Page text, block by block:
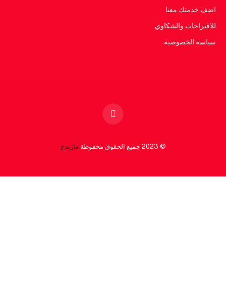
اضف خدمتك معنا
للاقتراحات والشكاوي
سياسة الخصوصية
Facebook
© 2023 جميع الحقوق محفوظة ماريدج